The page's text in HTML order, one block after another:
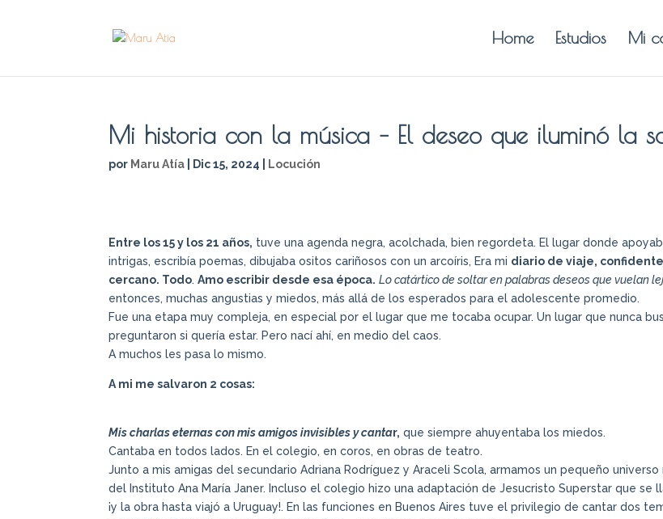
Home Estudios Mi
Mi historia con la música – El deseo que iluminó la
por Maru Atía Dic 15, 2024 Locución
Entre los 15 y los 21 años, tuve una agenda negra, acolchada, bien regordeta. El lugar donde
intrigas, escribía poemas, dibujaba ositos cariñosos con un arcoíris, Era mi diario de viaje,
cercano. Todo.Amo escribir desde esa época. Lo catártico de soltar en palabras deseos que vuelan
entonces, muchas angustias y miedos, más allá de los esperados para el adolescente promedio.
Fue una etapa muy compleja, en especial por el lugar que me tocaba ocupar. Un lugar que nunca
preguntaron si quería estar. Pero nací ahí, en medio del caos.
A muchos les pasa lo mismo.
A mi me salvaron 2 cosas:
Mis charlas eternas con mis amigos invisibles y cantar, que siempre ahuyentaba los miedos.
Cantaba en todos lados. En el colegio, en coros, en obras de teatro.
Junto a mis amigas del secundario Adriana Rodríguez y Araceli Scola, armamos un pequeño
del Instituto Ana María Janer. Incluso el colegio hizo una adaptación de Jesucristo Superstar que se
¡y la obra hasta viajó a Uruguay!. En las funciones en Buenos Aires tuve el privilegio de cantar dos